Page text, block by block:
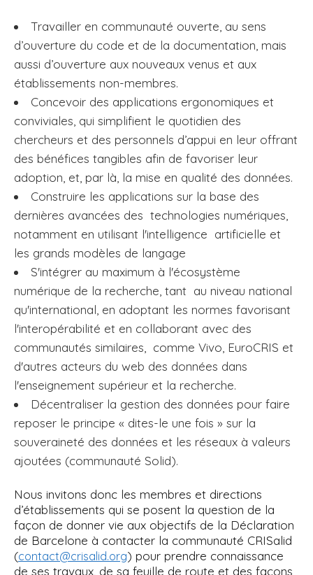
Travailler en communauté ouverte, au sens
d’ouverture du code et de la documentation, mais
aussi d’ouverture aux nouveaux venus et aux
établissements non-membres.
Concevoir des applications ergonomiques et
conviviales, qui simplifient le quotidien des
chercheurs et des personnels d’appui en leur offrant
des bénéfices tangibles afin de favoriser leur
adoption, et, par là, la mise en qualité des données.
Construire les applications sur la base des
dernières avancées des technologies numériques,
notamment en utilisant l'intelligence artificielle et
les grands modèles de langage
S'intégrer au maximum à l'écosystème
numérique de la recherche, tant au niveau national
qu'international, en adoptant les normes favorisant
l'interopérabilité et en collaborant avec des
communautés similaires, comme Vivo, EuroCRIS et
d'autres acteurs du web des données dans
l'enseignement supérieur et la recherche.
Décentraliser la gestion des données pour faire
reposer le principe « dites-le une fois » sur la
souveraineté des données et les réseaux à valeurs
ajoutées (communauté Solid).
Nous invitons donc les membres et directions
d’établissements qui se posent la question de la
façon de donner vie aux objectifs de la Déclaration
de Barcelone à contacter la communauté CRISalid
(contact@crisalid.org) pour prendre connaissance
de ses travaux, de sa feuille de route et des façons